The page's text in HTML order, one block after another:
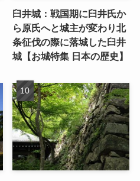
臼井城：戦国期に臼井氏か
ら原氏へと城主が変わり北
条征伐の際に落城した臼井
城【お城特集 日本の歴史】